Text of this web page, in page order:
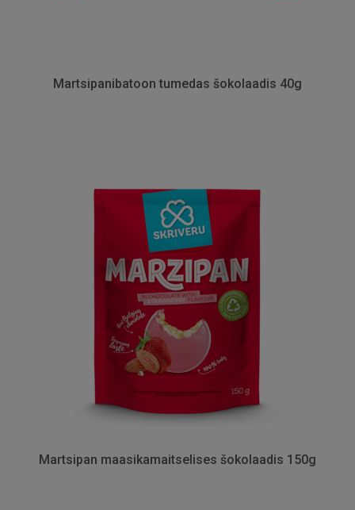
Martsipanibatoon tumedas šokolaadis 40g
Martsipan maasikamaitselises šokolaadis 150g